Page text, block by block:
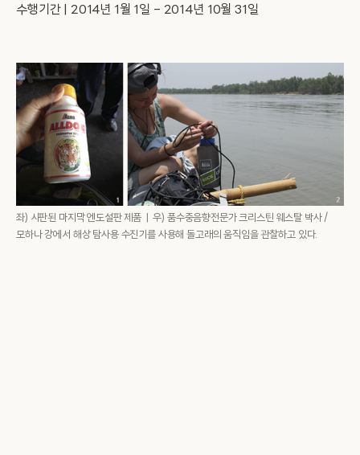
수행기간 | 2014년 1월 1일 – 2014년 10월 31일
좌) 시판된 마지막 엔도설판 제품 | 우) 품수중음향전문가 크리스틴 웨스탈 박사 /
모하나 강에서 해상 탐사용 수진기를 사용해 돌고래의 움직임을 관찰하고 있다.